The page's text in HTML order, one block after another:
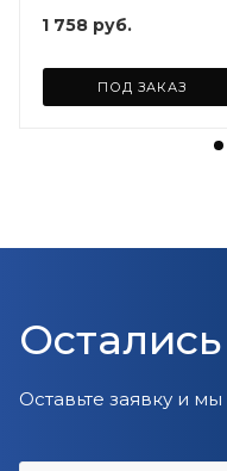
1 758 руб.
ПОД ЗАКАЗ
Оставьте заявку и